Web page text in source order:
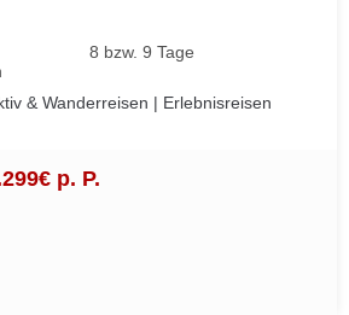
8 bzw. 9 Tage
& Wanderreisen | Erlebnisreisen
p. P.